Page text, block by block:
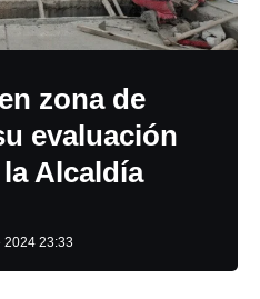
zona de
evaluación
Alcaldía
2024 23:33